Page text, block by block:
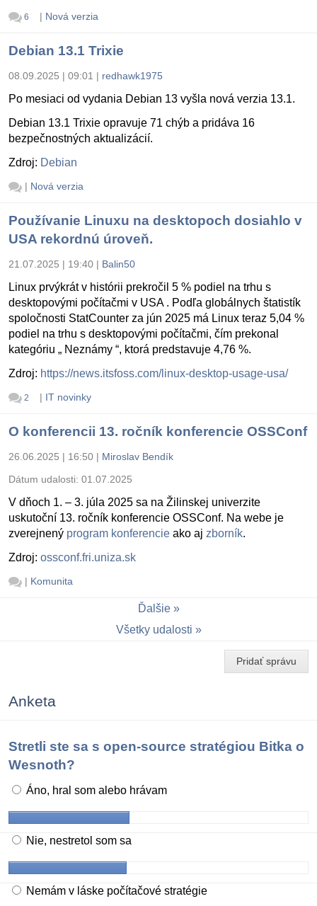
6 | Nová verzia
Debian 13.1 Trixie
08.09.2025 | 09:01 | redhawk1975
Po mesiaci od vydania Debian 13 vyšla nová verzia 13.1.
Debian 13.1 Trixie opravuje 71 chýb a pridáva 16
bezpečnostných aktualizácií.
Zdroj: Debian
| Nová verzia
Používanie Linuxu na desktopoch dosiahlo v
USA rekordnú úroveň.
21.07.2025 | 19:40 | Balin50
Linux prvýkrát v histórii prekročil 5 % podiel na trhu s
desktopovými počítačmi v USA . Podľa globálnych štatistík
spoločnosti StatCounter za jún 2025 má Linux teraz 5,04 %
podiel na trhu s desktopovými počítačmi, čím prekonal
kategóriu „ Neznámy “, ktorá predstavuje 4,76 %.
Zdroj: https://news.itsfoss.com/linux-desktop-usage-usa/
2 | IT novinky
O konferencii 13. ročník konferencie OSSConf
26.06.2025 | 16:50 | Miroslav Bendík
Dátum udalosti: 01.07.2025
V dňoch 1. – 3. júla 2025 sa na Žilinskej univerzite
uskutoční 13. ročník konferencie OSSConf. Na webe je
zverejnený program konferencie ako aj zborník.
Zdroj: ossconf.fri.uniza.sk
| Komunita
Ďalšie
Všetky udalosti
Pridať správu
Anketa
Stretli ste sa s open-source stratégiou Bitka o
Wesnoth?
Áno, hral som alebo hrávam
Nie, nestretol som sa
Nemám v láske počítačové stratégie